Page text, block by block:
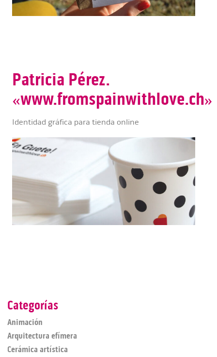
Patricia Pérez.
«www.fromspainwithlove.ch»
Identidad gráfica para tienda online
Categorías
Animación
Arquitectura efímera
Cerámica artística